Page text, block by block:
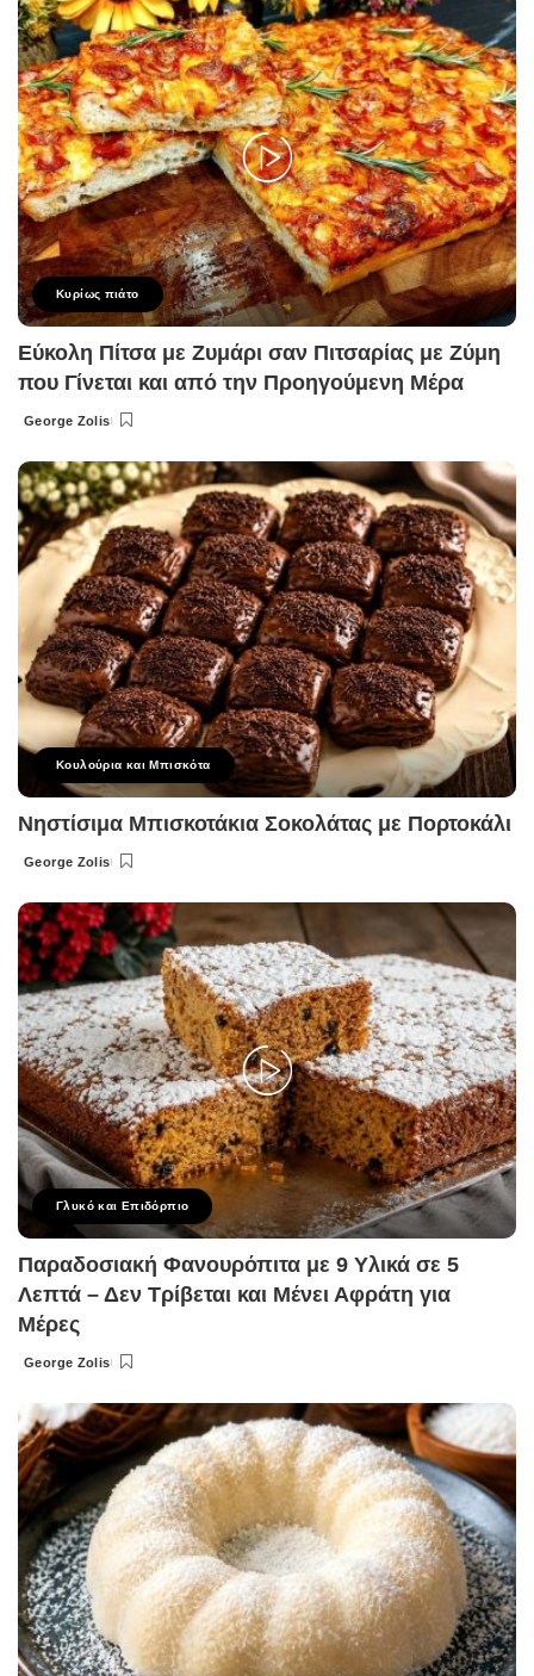
Κυρίως πιάτο
Εύκολη Πίτσα με Ζυμάρι σαν Πιτσαρίας με Ζύμη
που Γίνεται και από την Προηγούμενη Μέρα
Posted
George Zolis
Κουλούρια και Μπισκότα
Νηστίσιμα Μπισκοτάκια Σοκολάτας με Πορτοκάλι
Posted
George Zolis
Γλυκό και Επιδόρπιο
Παραδοσιακή Φανουρόπιτα με 9 Υλικά σε 5
Λεπτά – Δεν Τρίβεται και Μένει Αφράτη για
Μέρες
Posted
George Zolis